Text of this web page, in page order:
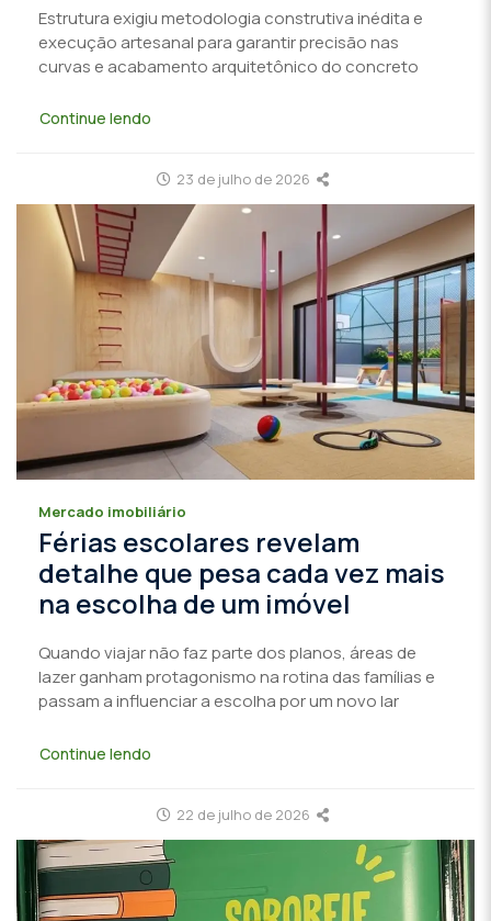
Estrutura exigiu metodologia construtiva inédita e
execução artesanal para garantir precisão nas
curvas e acabamento arquitetônico do concreto
Continue lendo
23 de julho de 2026
Mercado imobiliário
Férias escolares revelam
detalhe que pesa cada vez mais
na escolha de um imóvel
Quando viajar não faz parte dos planos, áreas de
lazer ganham protagonismo na rotina das famílias e
passam a influenciar a escolha por um novo lar
Continue lendo
22 de julho de 2026